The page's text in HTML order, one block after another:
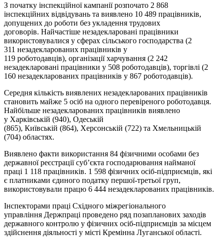
З початку інспекційної кампанії розпочато 2 868
інспекційних відвідувань та виявлено 10 489 працівників,
допущених до роботи без укладення трудових
договорів. Найчастіше незадекларовані працівники
використовувалися у сферах сільського господарства (2
311 незадекларованих працівників у
119 роботодавців), організації харчування (2 242
незадекларовані працівники у 508 роботодавців), торгівлі (2
160 незадекларованих працівників у 867 роботодавців).
Середня кількість виявлених незадекларованих працівників
становить майже 5 осіб на одного перевіреного роботодавця.
Найбільше незадекларованих працівників виявлено
у Харківській (940), Одеській
(865), Київській (864), Херсонській (722) та Хмельницькій
(704) областях.
Виявлено факти використання 84 фізичними особами без
державної реєстрації суб’єкта господарювання найманої
праці 1 118 працівників. 1 598 фізичних осіб-підприємців, які
є платниками єдиного податку першої-третьої груп,
використовували працю 6 444 незадекларованих працівників.
Інспекторами праці Східного міжрегіонального
управління Держпраці проведено ряд позапланових заходів
державного контролю у фізичних осіб-підприємців за місцем
здійснення діяльності у місті Кремінна Луганської області.